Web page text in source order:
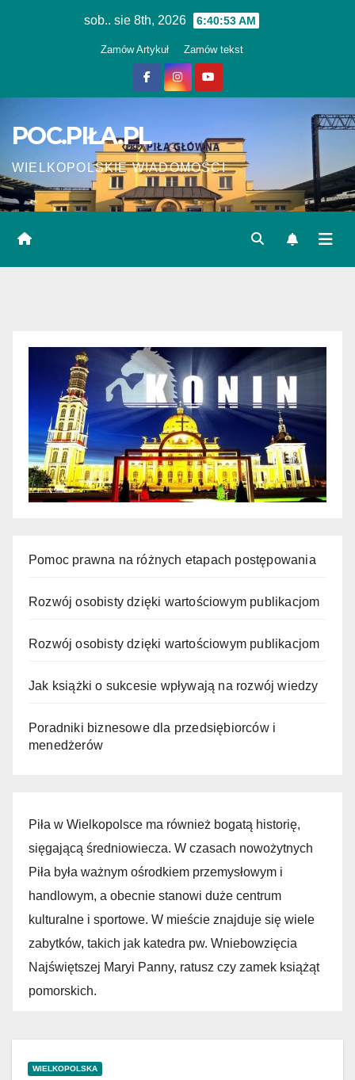
sob.. sie 8th, 2026 6:40:54 AM
Zamów Artykuł Zamów tekst
POC.PIŁA.PL
WIELKOPOLSKIE WIADOMOŚCI
Pomoc prawna na różnych etapach postępowania
Rozwój osobisty dzięki wartościowym publikacjom
Rozwój osobisty dzięki wartościowym publikacjom
Jak książki o sukcesie wpływają na rozwój wiedzy
Poradniki biznesowe dla przedsiębiorców i
menedżerów
Piła w Wielkopolsce ma również bogatą historię,
sięgającą średniowiecza. W czasach nowożytnych
Piła była ważnym ośrodkiem przemysłowym i
handlowym, a obecnie stanowi duże centrum
kulturalne i sportowe. W mieście znajduje się wiele
zabytków, takich jak katedra pw. Wniebowzięcia
Najświętszej Maryi Panny, ratusz czy zamek książąt
pomorskich.
WIELKOPOLSKA